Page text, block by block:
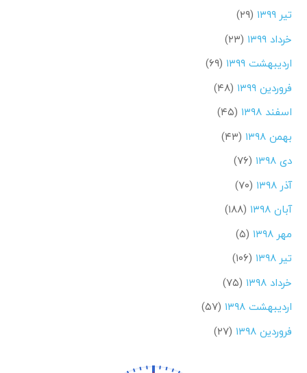
تیر ۱۳۹۹
(۲۹)
خرداد ۱۳۹۹
(۲۳)
اردیبهشت ۱۳۹۹
(۶۹)
فروردین ۱۳۹۹
(۴۸)
اسفند ۱۳۹۸
(۴۵)
بهمن ۱۳۹۸
(۴۳)
دی ۱۳۹۸
(۷۶)
آذر ۱۳۹۸
(۷۰)
آبان ۱۳۹۸
(۱۸۸)
مهر ۱۳۹۸
(۵)
تیر ۱۳۹۸
(۱۰۶)
خرداد ۱۳۹۸
(۷۵)
اردیبهشت ۱۳۹۸
(۵۷)
فروردین ۱۳۹۸
(۲۷)